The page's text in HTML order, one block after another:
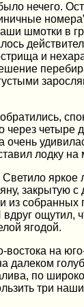
нечего.
шмотки в
и
через четыре
очень
лодку
закрытую с
из
ощутил,
ягодой.
востока на
далеком
по
три